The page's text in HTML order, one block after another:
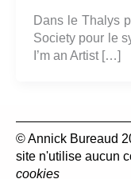
Dans le Thalys
Society pour le
I’m an Artist […]
© Annick Bureaud
site n'utilise aucun
cookies